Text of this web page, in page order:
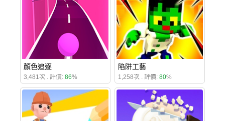
顏色追逐
3,481次 . 評價: 86%
陷阱工藝
1,258次 . 評價: 80%